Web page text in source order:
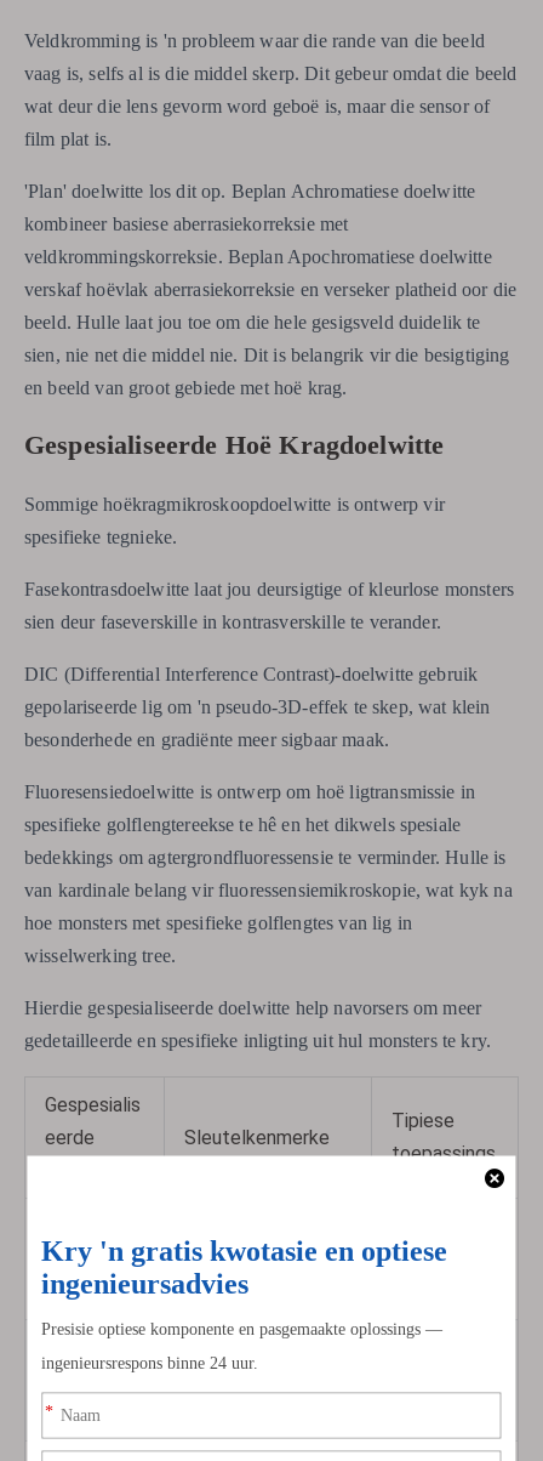
Veldkromming is 'n probleem waar die rande van die beeld
vaag is, selfs al is die middel skerp. Dit gebeur omdat die beeld
wat deur die lens gevorm word geboë is, maar die sensor of
film plat is.
'Plan' doelwitte los dit op. Beplan Achromatiese doelwitte
kombineer basiese aberrasiekorreksie met
veldkrommingskorreksie. Beplan Apochromatiese doelwitte
verskaf hoëvlak aberrasiekorreksie en verseker platheid oor die
beeld. Hulle laat jou toe om die hele gesigsveld duidelik te
sien, nie net die middel nie. Dit is belangrik vir die besigtiging
en beeld van groot gebiede met hoë krag.
Gespesialiseerde Hoë Kragdoelwitte
Sommige hoëkragmikroskoopdoelwitte is ontwerp vir
spesifieke tegnieke.
Fasekontrasdoelwitte laat jou deursigtige of kleurlose monsters
sien deur faseverskille in kontrasverskille te verander.
DIC (Differential Interference Contrast)-doelwitte gebruik
gepolariseerde lig om 'n pseudo-3D-effek te skep, wat klein
besonderhede en gradiënte meer sigbaar maak.
Fluoresensiedoelwitte is ontwerp om hoë ligtransmissie in
spesifieke golflengtereekse te hê en het dikwels spesiale
bedekkings om agtergrondfluoressensie te verminder. Hulle is
van kardinale belang vir fluoressensiemikroskopie, wat kyk na
hoe monsters met spesifieke golflengtes van lig in
wisselwerking tree.
Hierdie gespesialiseerde doelwitte help navorsers om meer
gedetailleerde en spesifieke inligting uit hul monsters te kry.
Gespesialis
eerde
Sleutelkenmerke
Tipiese
toepassings
Kontrasfas
e
faseverskille om na
kontras
Deursigtige
Skep pseudo-3D-
effek